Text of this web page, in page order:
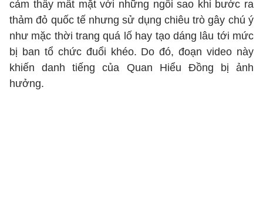
cảm thấy mất mặt với những ngôi sao khi bước ra
thảm đỏ quốc tế nhưng sử dụng chiêu trò gây chú ý
như mặc thời trang quá lố hay tạo dáng lâu tới mức
bị ban tổ chức đuổi khéo. Do đó, đoạn video này
khiến danh tiếng của Quan Hiểu Đồng bị ảnh
hưởng.